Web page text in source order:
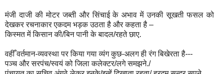
मंजी दाजी की मोटर जब्ती और सिंचाई के अभाव में उनकी सूखती फसल को
देखकर रचनाकार एकदम भड़क उठता है और कहता है –
किस्मत में किसान की/बिन पानी के बादल/रहते छाए.
वहीँ वर्तमान-व्यवस्था पर किया गया व्यंग कुछ-अलग ही रंग बिखेरता है---
पञ्च और सरपंच/स्वयं को जिला कलेक्टर/लगे समझने./